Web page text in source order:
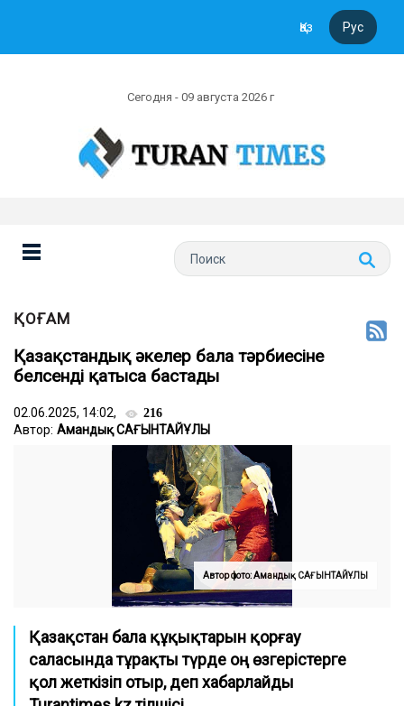
Қаз Рус
Сегодня - 09 августа 2026 г
ҚОҒАМ
Қазақстандық әкелер бала тәрбиесіне
белсенді қатыса бастады
02.06.2025, 14:02, 216
Автор: Амандық САҒЫНТАЙҰЛЫ
Автор фото: Амандық САҒЫНТАЙҰЛЫ
Қазақстан бала құқықтарын қорғау
саласында тұрақты түрде оң өзгерістерге
қол жеткізіп отыр, деп хабарлайды